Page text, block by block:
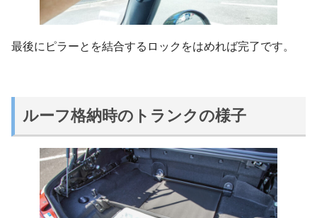
最後にピラーとを結合するロックをはめれば完了です。
ルーフ格納時のトランクの様子